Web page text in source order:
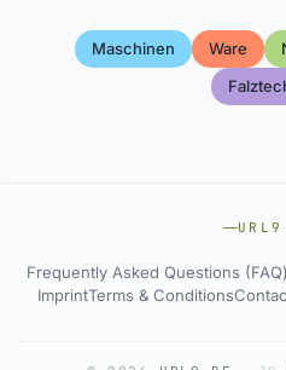
Maschinen Ware
Frequently Asked Questions
ImprintTerms & Conditions